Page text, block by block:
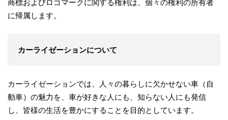
商標およびロゴマークに関する権利は、個々の権利の所有者
に帰属します。
カーライゼーションについて
カーライゼーションでは、人々の暮らしに欠かせない車（自
動車）の魅力を、車が好きな人にも、知らない人にも発信
し、皆様の生活を豊かにすることを目的としています。